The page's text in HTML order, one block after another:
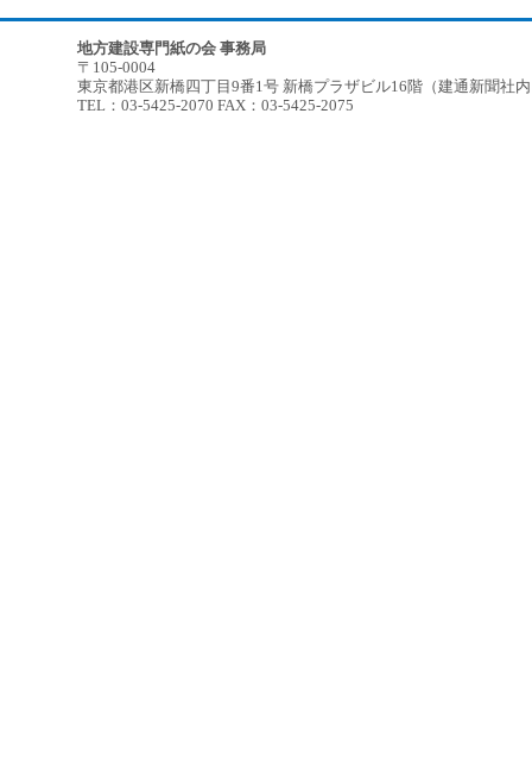
地方建設専門紙の会 事務局
〒105-0004
東京都港区新橋四丁目9番1号 新橋プラザビル16階（建通新聞社
TEL：03-5425-2070 FAX：03-5425-2075